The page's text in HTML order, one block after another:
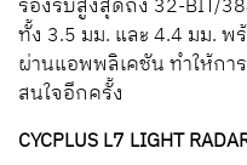
ทั้ง 3.5 มม. และ 4.4 มม. พ
ผ่านแอพพลิเคชัน ทำให้กา
สนใจอีกครั้ง
CYCPLUS L7 LIGHT